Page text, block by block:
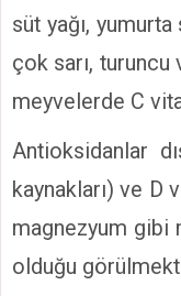
süt yağı,
çok sarı,
meyvelerde C
Antioksidanlar
kaynakları) ve D
magnezyum gibi
olduğu